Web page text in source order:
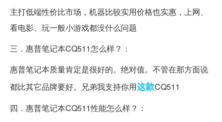
主打低端性价比市场，机器比较实用价格也实惠，上网、
看电影、玩一般小游戏都没什么问题
三．惠普笔记本CQ511怎么样？：
惠普笔记本质量肯定是很好的。绝对值。不管在那方面说
都比其它品牌要好。兄弟我支持你用这款CQ511
四．惠普笔记本CQ511性能怎么样？：